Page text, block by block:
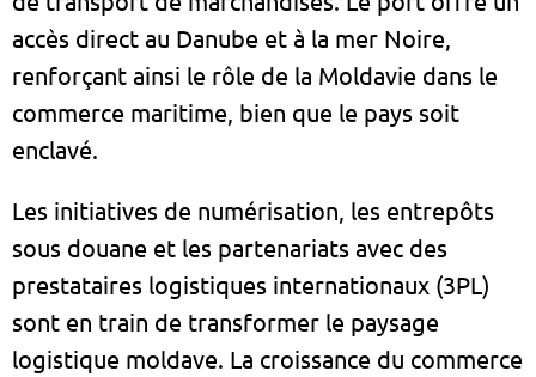
accès direct au Danube et à la mer Noire,
renforçant ainsi le rôle de la Moldavie dans le
commerce maritime, bien que le pays soit
enclavé.
Les initiatives de numérisation, les entrepôts
sous douane et les partenariats avec des
prestataires logistiques internationaux (3PL)
sont en train de transformer le paysage
logistique moldave. La croissance du commerce